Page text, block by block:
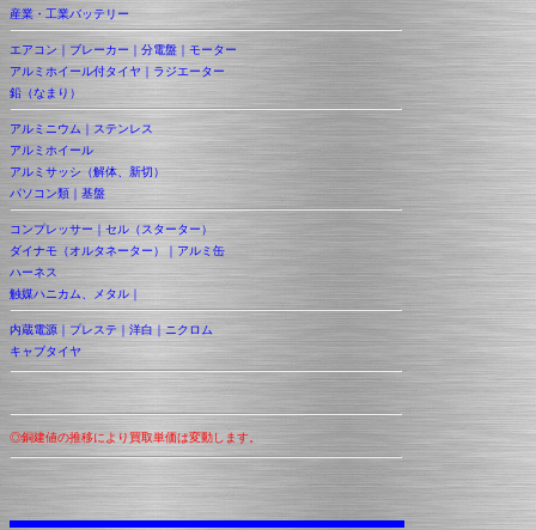
産業・工業バッテリー
エアコン｜ブレーカー｜分電盤｜モーター
アルミホイール付タイヤ｜ラジエーター
鉛（なまり）
アルミニウム｜ステンレス
アルミホイール
アルミサッシ（解体、新切）
パソコン類｜基盤
コンプレッサー｜セル（スターター）
ダイナモ（オルタネーター）｜アルミ缶
ハーネス
触媒ハニカム、メタル｜
内蔵電源｜プレステ｜洋白｜ニクロム
キャブタイヤ
◎銅建値の推移により買取単価は変動します。